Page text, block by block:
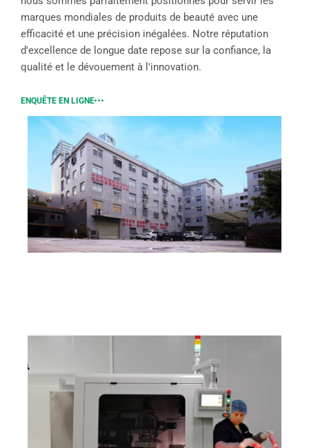
marques mondiales de produits de beauté avec une
efficacité et une précision inégalées. Notre réputation
d'excellence de longue date repose sur la confiance, la
qualité et le dévouement à l'innovation.
ENQUÊTE EN LIGNE